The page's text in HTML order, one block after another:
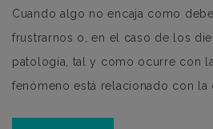
Cuando algo no encaja como
frustrarnos o, en el caso de los
patología, tal y como ocurre con
fenómeno está relacionado con la